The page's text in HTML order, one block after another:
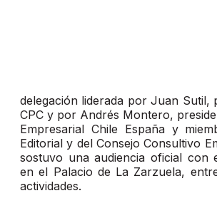
delegación liderada por Juan Sutil,
CPC y por Andrés Montero,
Empresarial Chile España y
Editorial y del Consejo Consultivo
sostuvo una audiencia oficial con
en el Palacio de La Zarzuela,
actividades.